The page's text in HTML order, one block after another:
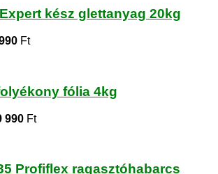
kész glettanyag 20kg
Ft
fólia 4kg
990 Ft
Profiflex ragasztóhabarcs